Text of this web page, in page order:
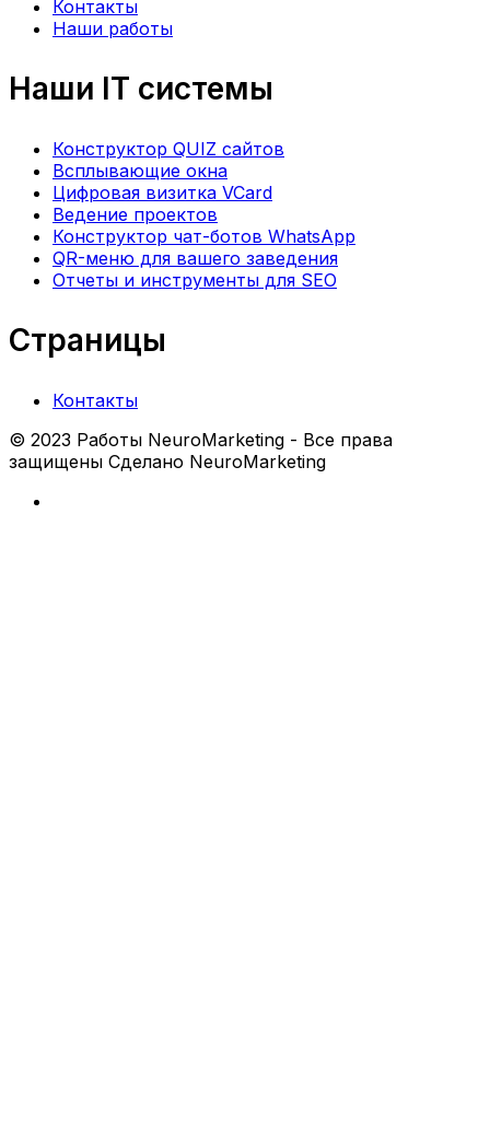
Контакты
Наши работы
Наши IT системы
Конструктор QUIZ сайтов
Всплывающие окна
Цифровая визитка VCard
Ведение проектов
Конструктор чат-ботов WhatsApp
QR-меню для вашего заведения
Отчеты и инструменты для SEO
Страницы
Контакты
© 2023 Работы NeuroMarketing - Все права
защищены Сделано NeuroMarketing